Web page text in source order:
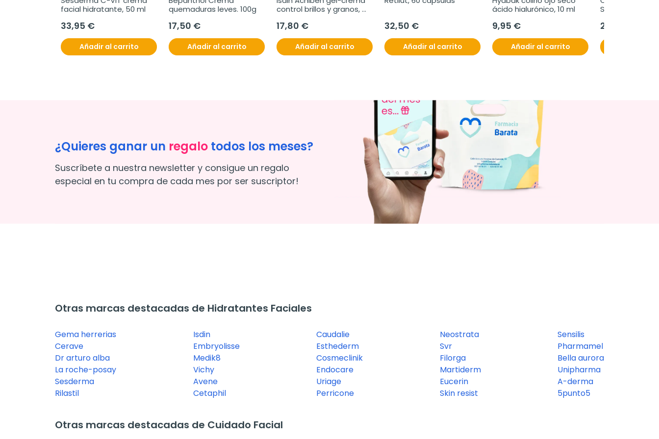
facial hidratante, 50 ml
33,95 €
Añadir al carrito
quemaduras leves. 100g
17,50 €
Añadir al carrito
control brillos y granos,
17,80 €
Añadir al carrito
32,50 €
Añadir al carrito
ácido hialurónico, 10 ml
9,95 €
Añadir al carrito
Silueta, 60
27,95 €
¿Quieres ganar un regalo todos los meses?
Suscríbete a nuestra newsletter y consigue un regalo
especial en tu compra de cada mes por ser suscriptor!
Otras marcas destacadas de Hidratantes Faciales
Gema herrerias
Cerave
Dr arturo alba
La roche-posay
Sesderma
Rilastil
Isdin
Embryolisse
Medik8
Vichy
Avene
Cetaphil
Caudalie
Esthederm
Cosmeclinik
Endocare
Uriage
Perricone
Neostrata
Svr
Filorga
Martiderm
Eucerin
Skin resist
Sensilis
Pharmamel
Bella aurora
Unipharma
A-derma
5punto5
Otras marcas destacadas de Cuidado Facial